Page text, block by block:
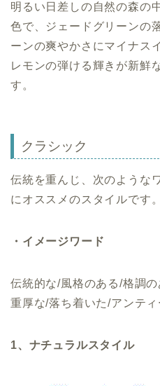
明るい日差しの自然の森の
色で、ジェードグリーンの
ーンの爽やかさにマイナス
レモンの弾ける輝きが新鮮
す。
クラシック
伝統を重んじ、次のような
にオススメのスタイルです。
・イメージワード
伝統的な/風格のある/格調
重厚な/落ち着いた/アンテ
1、ナチュラルスタイル